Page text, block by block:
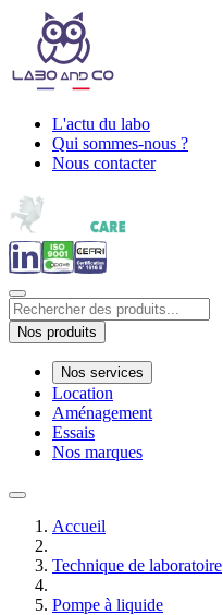
L'actu du labo
Qui sommes-nous ?
Nous contacter
Nos produits
Nos services
Location
Aménagement
Essais
Nos marques
Accueil
Technique de laboratoire
Pompe à liquide